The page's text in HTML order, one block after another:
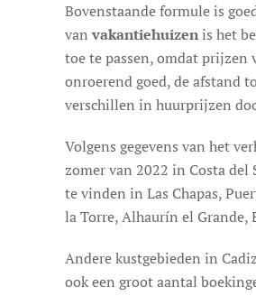
Bovenstaande formule is
vanvakantiehuizenis het
toe te passen, omdat
onroerend goed, de afstand
verschillen in huurprijzen
Volgens gegevens van het
zomer van 2022 in Costa
te vinden in Las Chapas,
la Torre, Alhaurín el Grande,
Andere kustgebieden in
ook een groot aantal